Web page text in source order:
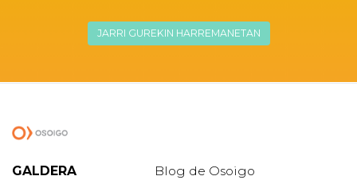
JARRI GUREKIN HARREMANETAN
GALDERA Blog de Osoigo